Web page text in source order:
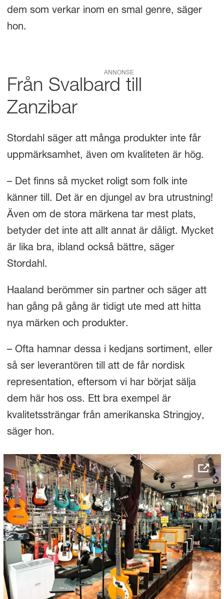
dem som verkar inom en smal genre, säger
hon.
ANNONSE
Från Svalbard till
Zanzibar
Stordahl säger att många produkter inte får
uppmärksamhet, även om kvaliteten är hög.
– Det finns så mycket roligt som folk inte
känner till. Det är en djungel av bra utrustning!
Även om de stora märkena tar mest plats,
betyder det inte att allt annat är dåligt. Mycket
är lika bra, ibland också bättre, säger
Stordahl.
Haaland berömmer sin partner och säger att
han gång på gång är tidigt ute med att hitta
nya märken och produkter.
– Ofta hamnar dessa i kedjans sortiment, eller
så ser leverantören till att de får nordisk
representation, eftersom vi har börjat sälja
dem här hos oss. Ett bra exempel är
kvalitetssträngar från amerikanska Stringjoy,
säger hon.